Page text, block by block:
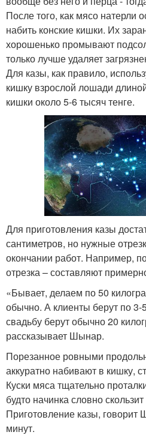
После того, как мясо натерли
набить конские кишки. Их
хорошенько промывают
только лучше удаляет
Для казы, как правило,
кишку взрослой лошади
кишки около 5-6 тысяч тенге.
Для приготовления казы
сантиметров, но нужные
окончании работ. Например,
отрезка – составляют
«Бывает, делаем по 50
обычно. А клиенты берут по
свадьбу берут обычно 20
рассказывает Шынар.
Порезанное ровными
аккуратно набивают в кишку,
Куски мяса тщательно
будто начинка словно
Приготовление казы, говорит
минут.